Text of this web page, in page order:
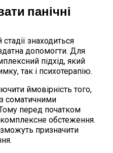
панічні
знаходиться
допомогти. Для
підхід, який
так і психотерапію.
ймовірність того,
соматичними
перед початком
обстеження.
зможуть призначити